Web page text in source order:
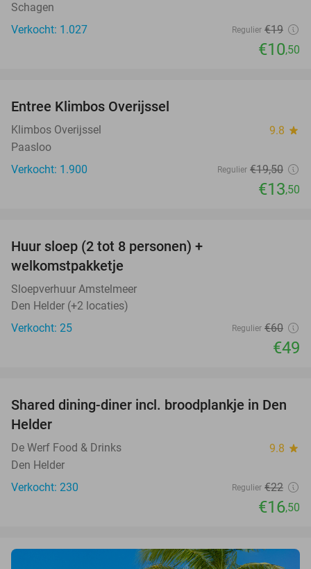
Schagen
Verkocht: 1.027
Regulier €19
€10,50
Entree Klimbos Overijssel
Klimbos Overijssel 9.8 star
Paasloo
Verkocht: 1.900
Regulier €19,50
€13,50
Huur sloep (2 tot 8 personen) +
welkomstpakketje
Sloepverhuur Amstelmeer
Den Helder (+2 locaties)
Verkocht: 25
Regulier €60
€49
25%
Shared dining-diner incl. broodplankje in Den
Helder
De Werf Food & Drinks 9.8 star
Den Helder
Verkocht: 230
Regulier €22
€16,50